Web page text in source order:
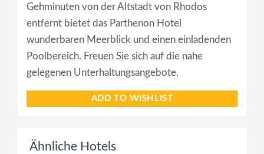
Gehminuten von der Altstadt von Rhodos
entfernt bietet das Parthenon Hotel
wunderbaren Meerblick und einen einladenden
Poolbereich. Freuen Sie sich auf die nahe
gelegenen Unterhaltungsangebote.
ADD TO WISHLIST
Ähnliche Hotels